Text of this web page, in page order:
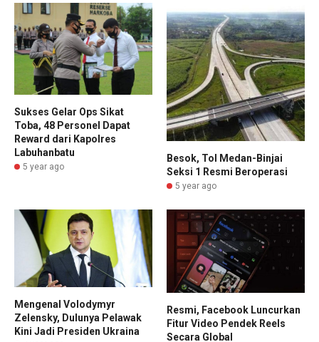
Sukses Gelar Ops Sikat
Toba, 48 Personel Dapat
Reward dari Kapolres
Labuhanbatu
5 year ago
Besok, Tol Medan-Binjai
Seksi 1 Resmi Beroperasi
5 year ago
Mengenal Volodymyr
Zelensky, Dulunya Pelawak
Kini Jadi Presiden Ukraina
Resmi, Facebook Luncurkan
Fitur Video Pendek Reels
Secara Global